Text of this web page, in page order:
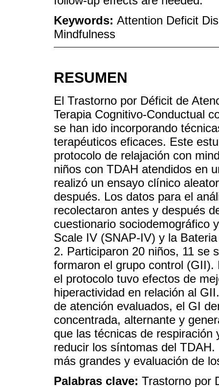
Keywords: Attention Deficit
Mindfulness
RESUMEN
El Trastorno por Déficit de
Terapia Cognitivo-Conductual
se han ido incorporando
terapéuticos eficaces. Este
protocolo de relajación con
niños con TDAH atendidos en
realizó un ensayo clínico
después. Los datos para el
recolectaron antes y después
cuestionario sociodemográfico
Scale IV (SNAP-IV) y la
2. Participaron 20 niños, 11 se
formaron el grupo control
el protocolo tuvo efectos de
hiperactividad en relación al
de atención evaluados, el GI
concentrada, alternante y
que las técnicas de
reducir los síntomas del
más grandes y evaluación de
Palabras clave: Trastorno por